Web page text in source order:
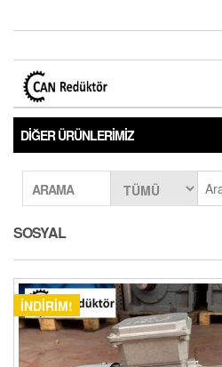
DIĞER ÜRÜNLERIMIZ
ARAMA
SOSYAL
İNDIRIM!